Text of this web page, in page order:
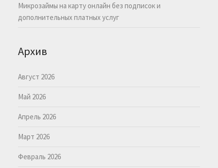
Микрозаймы на карту онлайн без подписок и
дополнительных платных услуг
Архив
Август 2026
Май 2026
Апрель 2026
Март 2026
Февраль 2026